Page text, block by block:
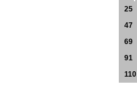
25
47
69
91
110